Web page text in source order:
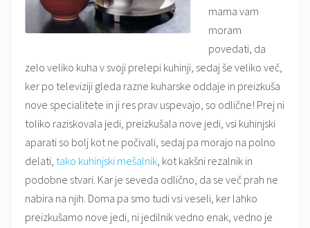
mama vam
moram
povedati, da
zelo veliko kuha v svoji prelepi kuhinji, sedaj še veliko več,
ker po televiziji gleda razne kuharske oddaje in preizkuša
nove specialitete in ji res prav uspevajo, so odlične! Prej ni
toliko raziskovala jedi, preizkušala nove jedi, vsi kuhinjski
aparati so bolj kot ne počivali, sedaj pa morajo na polno
delati, tako kuhinjski mešalnik, kot kakšni rezalnik in
podobne stvari. Kar je seveda odlično, da se več prah ne
nabira na njih. Doma pa smo tudi vsi veseli, ker lahko
preizkušamo nove jedi, ni jedilnik vedno enak, vedno je